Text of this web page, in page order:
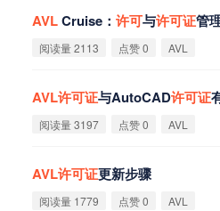
AVLCruise： 许可与许可证管
阅读量 2113 点赞 0 AVL
AVL许可证与AutoCAD许可证
阅读量 3197 点赞 0 AVL
AVL许可证更新步骤
阅读量 1779 点赞 0 AVL